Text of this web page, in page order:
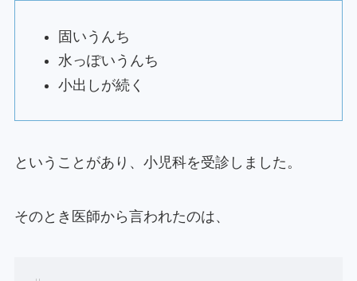
固いうんち
水っぽいうんち
小出しが続く
ということがあり、小児科を受診しました。
そのとき医師から言われたのは、